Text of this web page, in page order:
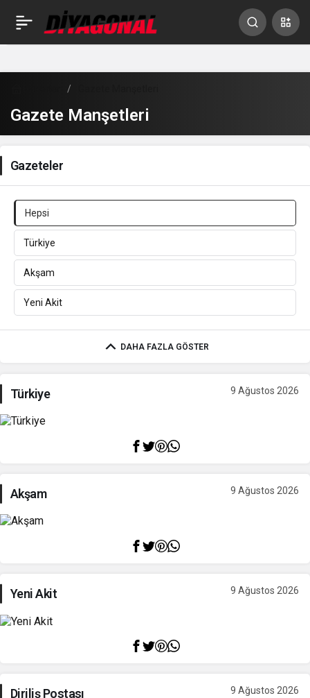
Gazete Manşetleri
Gazeteler
Hepsi
Türkiye
Akşam
Yeni Akit
DAHA FAZLA GÖSTER
Türkiye 9 Ağustos 2026
Akşam 9 Ağustos 2026
Yeni Akit 9 Ağustos 2026
Diriliş Postası 9 Ağustos 2026